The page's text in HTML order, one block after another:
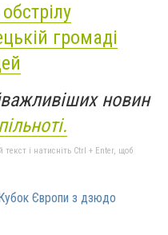
громаді
новин
і натисніть Ctrl + Enter, щоб
Європи з дзюдо